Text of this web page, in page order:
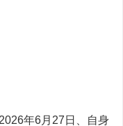
年6月27日、自身